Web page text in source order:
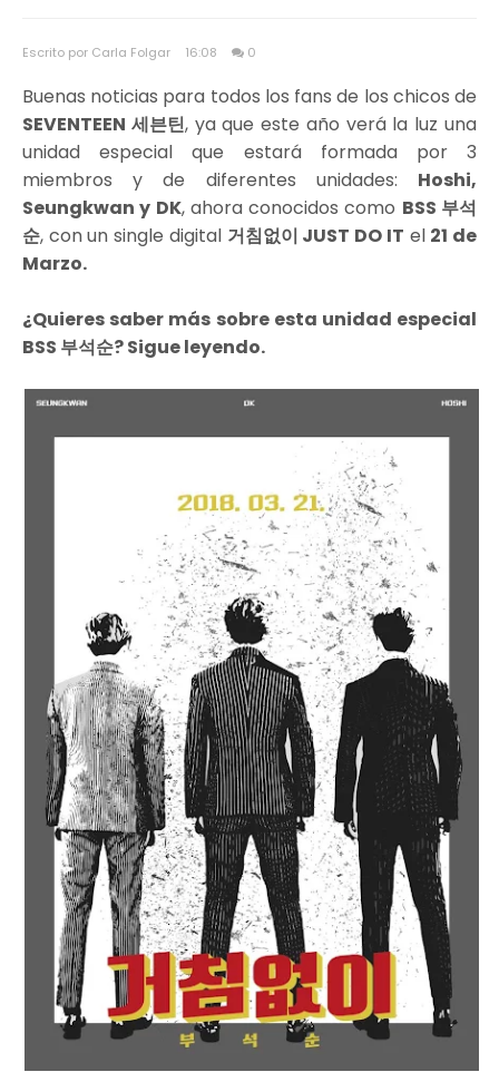
Escrito por Carla Folgar 16:08 0
Buenas noticias para todos los fans de los chicos de
SEVENTEEN 세븐틴, ya que este año verá la luz una
unidad especial que estará formada por 3
miembros y de diferentes unidades: Hoshi,
Seungkwan y DK, ahora conocidos como BSS 부석
순, con un single digital 거침없이 JUST DO IT el 21 de
Marzo.
¿Quieres saber más sobre esta unidad especial
BSS 부석순? Sigue leyendo.